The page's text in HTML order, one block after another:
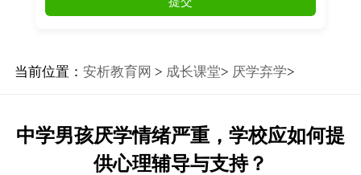
当前位置： 安析教育网 > 成长课堂> 厌学弃学>
中学男孩厌学情绪严重，学校应如何提
供心理辅导与支持？